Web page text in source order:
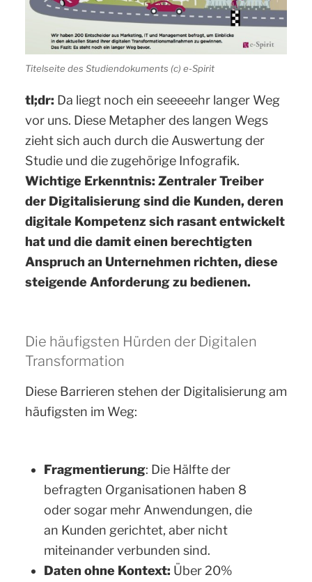
Titelseite des Studiendokuments (c) e-Spirit
tl;dr: Da liegt noch ein seeeeehr langer Weg
vor uns. Diese Metapher des langen Wegs
zieht sich auch durch die Auswertung der
Studie und die zugehörige Infografik.
Wichtige Erkenntnis: Zentraler Treiber
der Digitalisierung sind die Kunden, deren
digitale Kompetenz sich rasant entwickelt
hat und die damit einen berechtigten
Anspruch an Unternehmen richten, diese
steigende Anforderung zu bedienen.
Die häufigsten Hürden der Digitalen
Transformation
Diese Barrieren stehen der Digitalisierung am
häufigsten im Weg:
Fragmentierung: Die Hälfte der
befragten Organisationen haben 8
oder sogar mehr Anwendungen, die
an Kunden gerichtet, aber nicht
miteinander verbunden sind.
Daten ohne Kontext: Über 20%